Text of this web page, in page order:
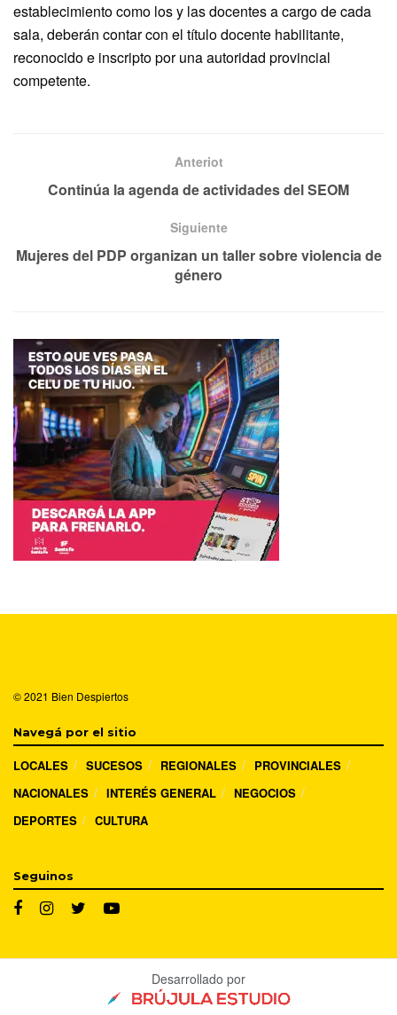
establecimiento como los y las docentes a cargo de cada
sala, deberán contar con el título docente habilitante,
reconocido e inscripto por una autoridad provincial
competente.
Anteriot
Continúa la agenda de actividades del SEOM
Siguiente
Mujeres del PDP organizan un taller sobre violencia de
género
© 2021 Bien Despiertos
Navegá por el sitio
LOCALES SUCESOS REGIONALES
PROVINCIALES
NACIONALES
INTERÉS GENERAL
NEGOCIOS
DEPORTES
CULTURA
Seguinos
Desarrollado por